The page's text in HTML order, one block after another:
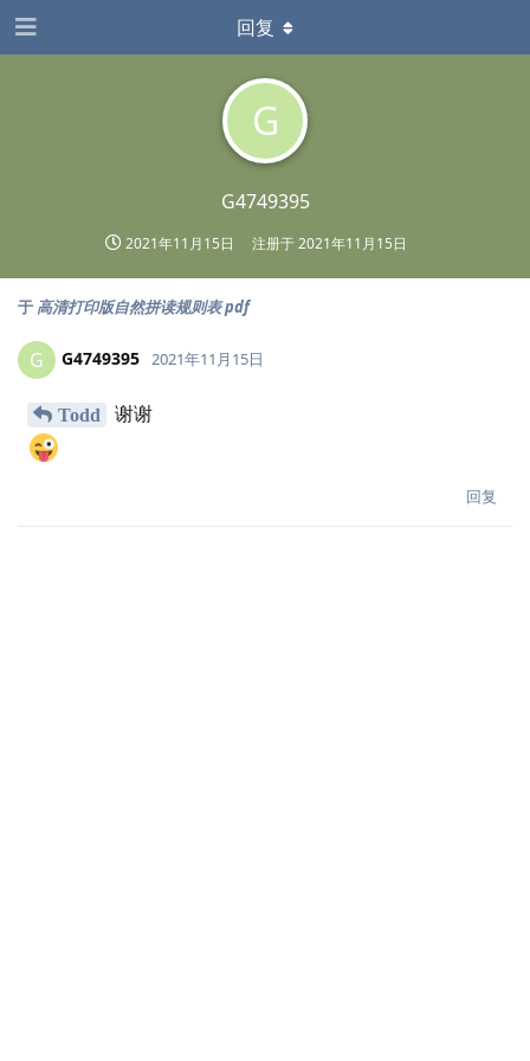
G
G4749395
2021年11月15日 注册于2021年11月15日
回复
于 高清打印版自然拼读规则表 pdf
G G4749395 2021年11月15日
Todd 谢谢
回复